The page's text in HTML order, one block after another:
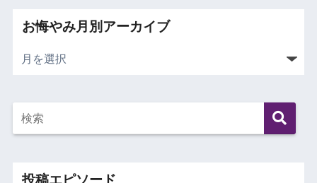
お悔やみ月別アーカイブ
投稿エピソード